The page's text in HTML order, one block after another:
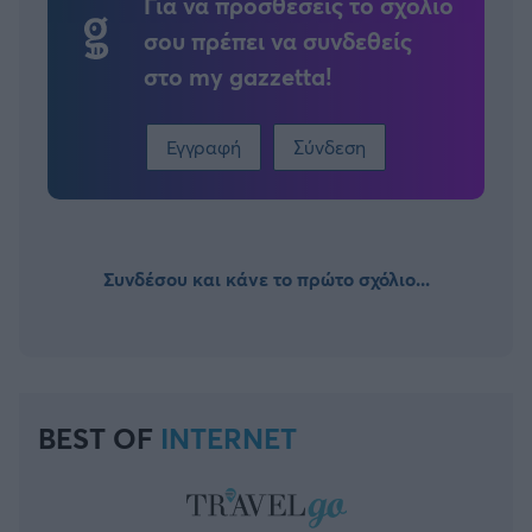
σου πρέπει να συνδεθείς
στο my gazzetta!
Εγγραφή Σύνδεση
Συνδέσου και κάνε το πρώτο σχόλιο...
BEST OF INTERNET